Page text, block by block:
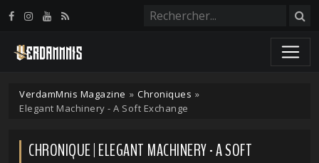
VerdamMnis Magazine » Chroniques »
Elegant Machinery - A Soft Exchange
CHRONIQUE | ELEGANT MACHINERY - A SOFT
Panneau de gestion des cookies